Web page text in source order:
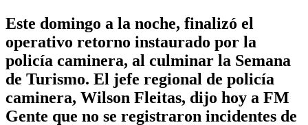
Este domingo a la noche, finalizó el
operativo retorno instaurado por la
policía caminera, al culminar la Semana
de Turismo. El jefe regional de policía
caminera, Wilson Fleitas, dijo hoy a FM
Gente que no se registraron incidentes de